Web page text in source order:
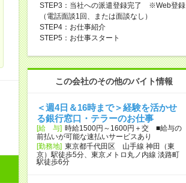
STEP3：当社への派遣登録完了 ※Web登録
（電話面談1回、または面談なし）
STEP4：お仕事紹介
STEP5：お仕事スタート
この会社のその他のバイト情報
＜週4日＆16時まで＞経験を活かせ
る銀行窓口・テラーのお仕事
[給 与] 時給1500円～1600円＋交 ■給与の
前払いが可能な速払いサービスあり
[勤務地] 東京都千代田区 山手線 神田（東
京）駅徒歩5分、東京メトロ丸ノ内線 淡路町
駅徒歩6分